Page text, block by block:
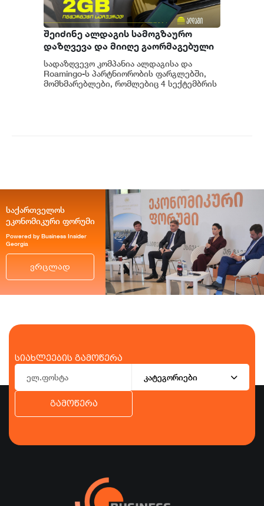
შეიძინე ალდაგის სამოგზაურო
დაზღვევა და მიიღე გაორმაგებული
ინტერნეტი
სადაზღვევო კომპანია ალდაგისა და
Roamingo-ს პარტნიორობის ფარგლებში,
მომხმარებლები, რომლებიც 4 სექტემბრის
საქართველოს
ეკონომიკური ფორუმი
Powered by Business Insider
Georgia
ვრცლად
სიახლეების გამოწერა
კატეგორიები
გამოწერა